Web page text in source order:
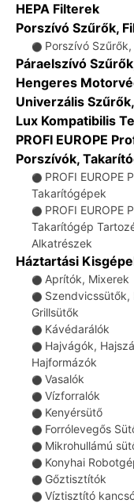
HEPA Filterek
Porszívó Szűrők,
⚫ Porszívó
Páraelszívó
Hengeres
Univerzális
Lux Kompatibilis
PROFI EUROPE
Porszívók,
⚫ PROFI EUROPE
Takarítógépek
⚫ PROFI EUROPE
Takarítógép
Alkatrészek
Háztartási
⚫ Aprítók, Mixerek
⚫ Szendvicssütők,
Grillsütők
⚫ Kávédarálók
⚫ Hajvágók,
Hajformázók
⚫ Vasalók
⚫ Vízforralók
⚫ Kenyérsütő
⚫ Forrólevegős
⚫ Mikrohullámú
⚫ Konyhai
⚫ Gőztisztítók
⚫ Víztisztító